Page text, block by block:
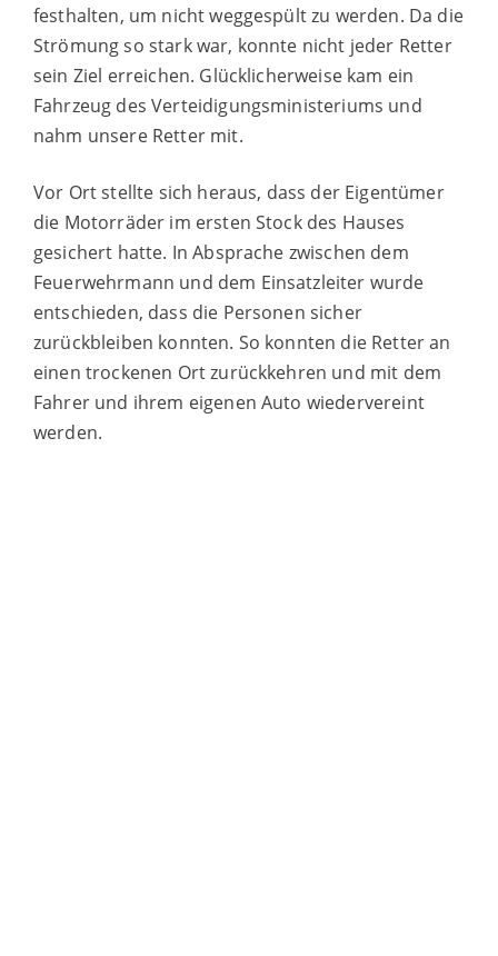
festhalten, um nicht weggespült zu werden. Da die
Strömung so stark war, konnte nicht jeder Retter
sein Ziel erreichen. Glücklicherweise kam ein
Fahrzeug des Verteidigungsministeriums und
nahm unsere Retter mit.
Vor Ort stellte sich heraus, dass der Eigentümer
die Motorräder im ersten Stock des Hauses
gesichert hatte. In Absprache zwischen dem
Feuerwehrmann und dem Einsatzleiter wurde
entschieden, dass die Personen sicher
zurückbleiben konnten. So konnten die Retter an
einen trockenen Ort zurückkehren und mit dem
Fahrer und ihrem eigenen Auto wiedervereint
werden.